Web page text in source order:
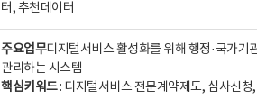
터, 추천데이터
주요업무디지털서비스 활성화를 위해 행정·국가기
관리하는 시스템
핵심키워드: 디지털서비스 전문계약제도, 심사신청,